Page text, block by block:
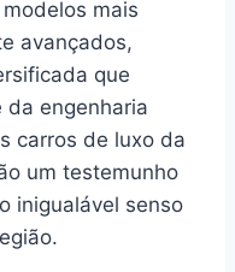
mais
avançados,
que
da engenharia
carros de luxo da
um testemunho
inigualável senso